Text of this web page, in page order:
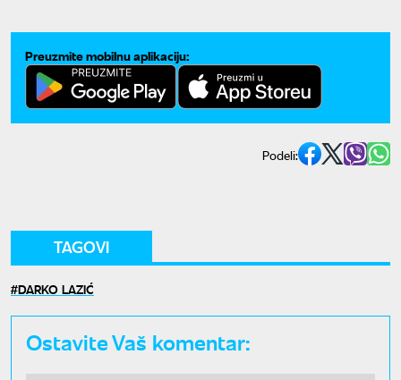
Preuzmite mobilnu aplikaciju:
Podeli:
TAGOVI
DARKO LAZIĆ
Ostavite Vaš komentar: